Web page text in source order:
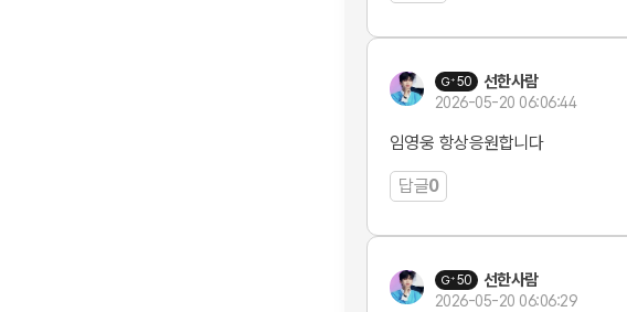
50 선한사람
2026-05-20 06:06:44
임영웅 항상응원합니다
답글0
50 선한사람
2026-05-20 06:06:29